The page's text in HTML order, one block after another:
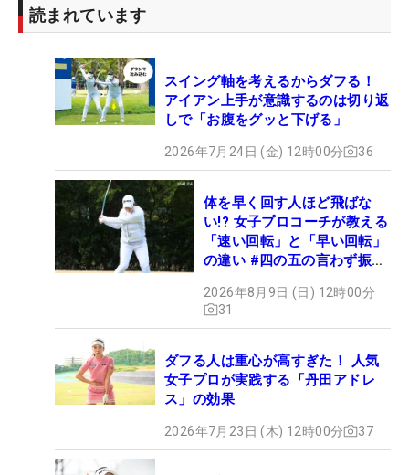
読まれています
スイング軸を考えるからダフる！
アイアン上手が意識するのは切り返
しで「お腹をグッと下げる」
2026年7月24日 (金) 12時00分 36
体を早く回す人ほど飛ばな
い!? 女子プロコーチが教える
「速い回転」と「早い回転」
の違い #四の五の言わず振り
2026年8月9日 (日) 12時00分
31
ダフる人は重心が高すぎた！ 人気
女子プロが実践する「丹田アドレ
ス」の効果
2026年7月23日 (木) 12時00分 37